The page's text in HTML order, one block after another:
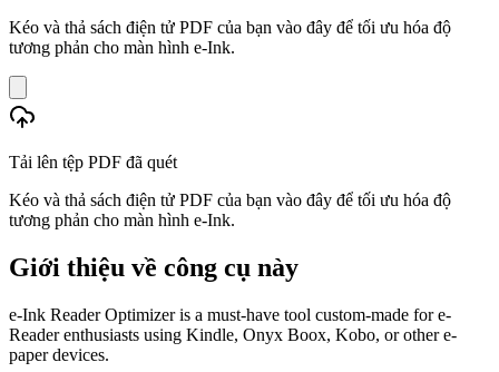
Kéo và thả sách điện tử PDF của bạn vào đây để tối ưu hóa độ
tương phản cho màn hình e-Ink.
Tải lên tệp PDF đã quét
Kéo và thả sách điện tử PDF của bạn vào đây để tối ưu hóa độ
tương phản cho màn hình e-Ink.
Giới thiệu về công cụ này
e-Ink Reader Optimizer is a must-have tool custom-made for e-
Reader enthusiasts using Kindle, Onyx Boox, Kobo, or other e-
paper devices.